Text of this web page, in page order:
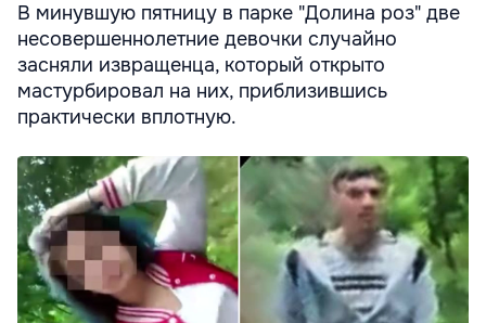
В минувшую пятницу в парке "Долина роз" две
несовершеннолетние девочки случайно
засняли извращенца, который открыто
мастурбировал на них, приблизившись
практически вплотную.